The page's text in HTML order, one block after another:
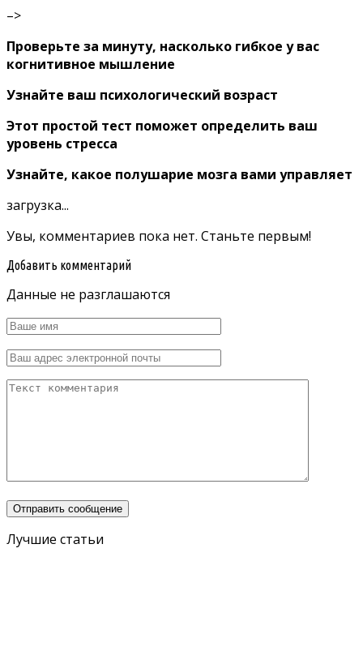
–>
Проверьте за минуту, насколько гибкое у вас
когнитивное мышление
Узнайте ваш психологический возраст
Этот простой тест поможет определить ваш
уровень стресса
Узнайте, какое полушарие мозга вами управляет
загрузка...
Увы, комментариев пока нет. Станьте первым!
Добавить комментарий
Данные не разглашаются
Лучшие статьи